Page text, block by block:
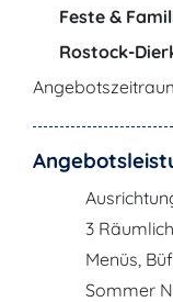
Feste &
Rostock-
3
Menüs,
Sommer